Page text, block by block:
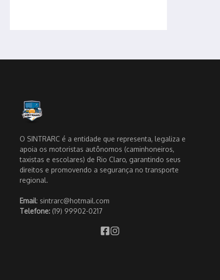
O SINTRARC é a entidade que representa, legaliza e
apoia os motoristas autônomos (caminhoneiros,
taxistas e escolares) de Rio Claro, garantindo seus
direitos e promovendo a segurança no transporte
regional.
Email: sintrarc@hotmail.com
Telefone: (19) 99902-0217